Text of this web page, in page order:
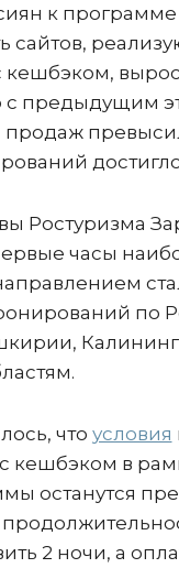
к программе
сайтов,
кешбэком,
предыдущим
Ростуризма
часы
по
что условия
кешбэком в
останутся
2 ночи, а